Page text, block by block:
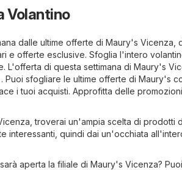
Volantino
dalle ultime offerte di Maury's Vicenza,
e offerte esclusive. Sfoglia l'intero
L'offerta di questa settimana di Maury's
sfogliare le ultime offerte di Maury's
i tuoi acquisti. Approfitta delle
troverai un'ampia scelta di prodotti
interessanti, quindi dai un'occhiata
aperta la filiale di Maury's Vicenza?